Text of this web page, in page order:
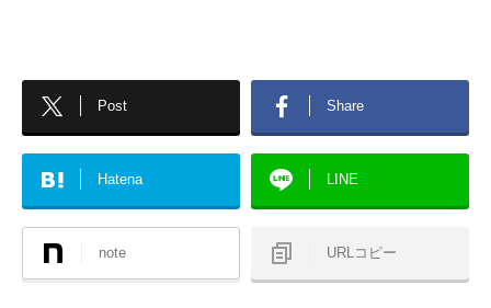
Post Share
Hatena LINE
note URLコピー